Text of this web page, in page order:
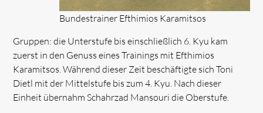
Bundestrainer Efthimios Karamitsos
Gruppen: die Unterstufe bis einschließlich 6. Kyu kam
zuerst in den Genuss eines Trainings mit Efthimios
Karamitsos. Während dieser Zeit beschäftigte sich Toni
Dietl mit der Mittelstufe bis zum 4. Kyu. Nach dieser
Einheit übernahm Schahrzad Mansouri die Oberstufe.